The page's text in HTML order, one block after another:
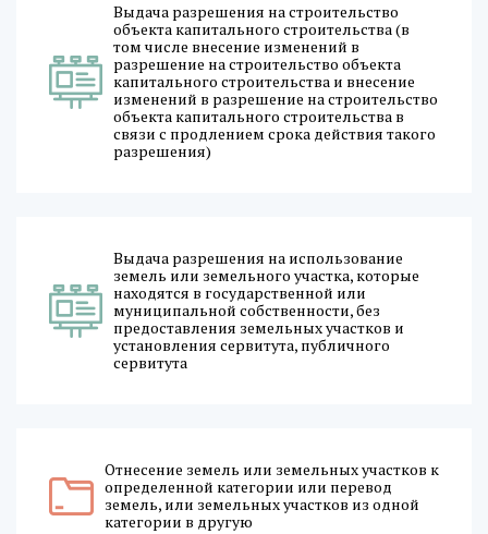
Выдача разрешения на строительство
объекта капитального строительства (в
том числе внесение изменений в
разрешение на строительство объекта
капитального строительства и внесение
изменений в разрешение на строительство
объекта капитального строительства в
связи с продлением срока действия такого
разрешения)
Выдача разрешения на использование
земель или земельного участка, которые
находятся в государственной или
муниципальной собственности, без
предоставления земельных участков и
установления сервитута, публичного
сервитута
Отнесение земель или земельных участков к
определенной категории или перевод
земель, или земельных участков из одной
категории в другую